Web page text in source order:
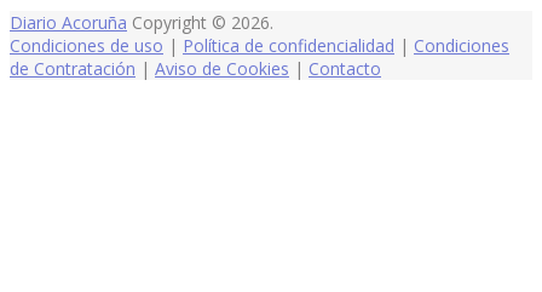
Diario Acoruña Copyright © 2026.
Condiciones de uso | Política de confidencialidad | Condiciones
de Contratación | Aviso de Cookies | Contacto